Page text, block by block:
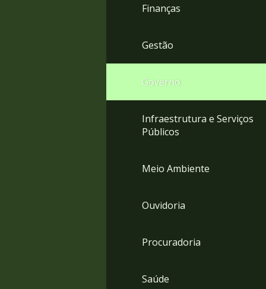
Finanças
Gestão
Governo
Infraestrutura e Serviços
Públicos
Meio Ambiente
Ouvidoria
Procuradoria
Saúde